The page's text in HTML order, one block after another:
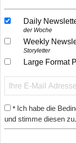
Daily
der Woche
Weekly
Storyletter
Large Format
* Ich habe die
und stimme diesen zu.